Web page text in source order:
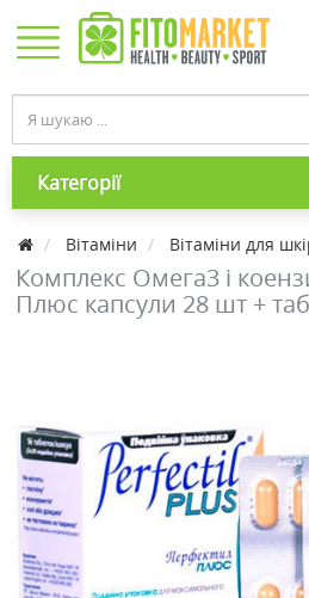
Категорії
Вітаміни Вітаміни для
Комплекс Омега3 і
Плюс капсули 28 шт +